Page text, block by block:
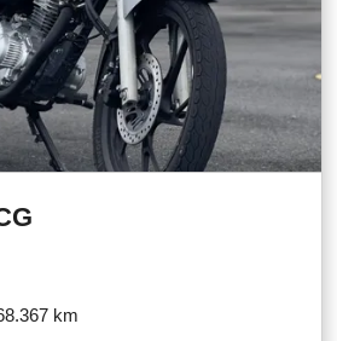
km